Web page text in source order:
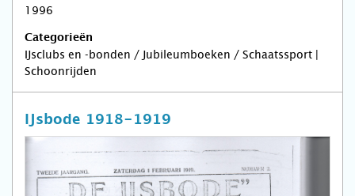
1996
Categorieën
IJsclubs en -bonden / Jubileumboeken / Schaatssport |
Schoonrijden
IJsbode 1918-1919